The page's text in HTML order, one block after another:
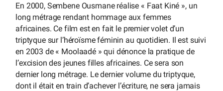
En 2000, Sembene Ousmane réalise « Faat Kiné », un
long métrage rendant hommage aux femmes
africaines. Ce film est en fait le premier volet d’un
triptyque sur l’héroïsme féminin au quotidien. Il est suivi
en 2003 de « Moolaadé » qui dénonce la pratique de
l’excision des jeunes filles africaines. Ce sera son
dernier long métrage. Le dernier volume du triptyque,
dont il était en train d’achever l’écriture, ne sera jamais